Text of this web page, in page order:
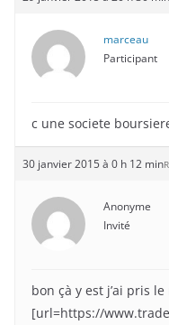
marceau
Participant
c une societe
30 janvier 2015 à 0 h 12 min
Anonyme
Invité
bon çà y est j’ai pris
[url=https://